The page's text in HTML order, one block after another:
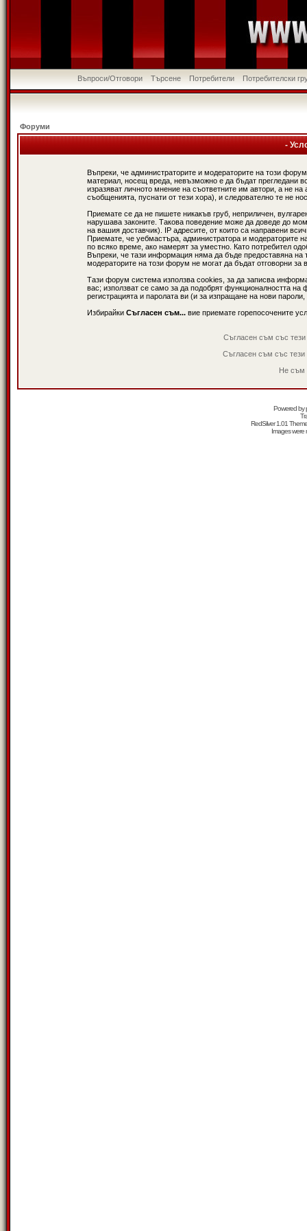
Въпроси/Отговори Търсене Потребители Потребителски
Форуми
-
Въпреки, че администраторите и модераторите на този
материал, носещ вреда, невъзможно е да бъдат прегледани
изразяват личното мнение на съответните им автори, а не
съобщенията, пуснати от тези хора), и следователно те не
Приемате се да не пишете никакъв груб, неприличен,
нарушава законите. Такова поведение може да доведе до
на вашия доставчик). IP адресите, от които са направени
Приемате, че уебмастъра, администратора и модераторите
по всяко време, ако намерят за уместно. Като потребител
Въпреки, че тази информация няма да бъде предоставяна
модераторите на този форум не могат да бъдат отговорни за
Тази форум система използва cookies, за да записва
вас; използват се само за да подобрят функционалността
регистрацията и паролата ви (и за изпращане на нови
Избирайки Съгласен съм... вие приемате горепосочените
Съгласен съм със
Съгласен съм със
Не съм
Powered by
RedSilver 1.01
Images were